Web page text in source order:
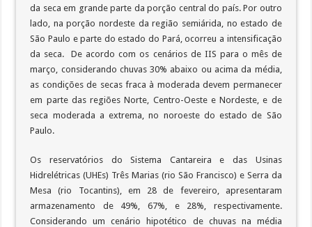
da seca em grande parte da porção central do país. Por outro
lado, na porção nordeste da região semiárida, no estado de
São Paulo e parte do estado do Pará, ocorreu a intensificação
da seca. De acordo com os cenários de IIS para o mês de
março, considerando chuvas 30% abaixo ou acima da média,
as condições de secas fraca à moderada devem permanecer
em parte das regiões Norte, Centro-Oeste e Nordeste, e de
seca moderada a extrema, no noroeste do estado de São
Paulo.
Os reservatórios do Sistema Cantareira e das Usinas
Hidrelétricas (UHEs) Três Marias (rio São Francisco) e Serra da
Mesa (rio Tocantins), em 28 de fevereiro, apresentaram
armazenamento de 49%, 67%, e 28%, respectivamente.
Considerando um cenário hipotético de chuvas na média